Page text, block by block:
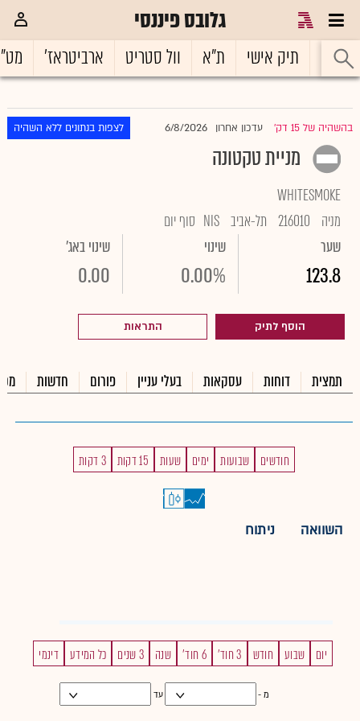
גלובס פיננסי
ראשי תיק אישי ת"א וול סטריט ארביטראז'
בהשהיה של 15 דק' עדכון אחרון 6/8/2026 לצפות בנתונים ללא השהיה
מניית טקטונה
WHITESMOKE
מניה
216010 תל-אביב NIS סוף יום
שער
123.8
שינוי
0.00%
שינוי באג'
0.00
הוסף לתיק התראות
תמצית דוחות עסקאות בעלי עניין פורום חדשות
חודשים שבועות ימים שעות 15 דקות 3 דקות
השוואה ניתוח
יום שבוע חודש 3 חוד' 6 חוד' שנה 3 שנים כל המידע דינמי
מ - עד